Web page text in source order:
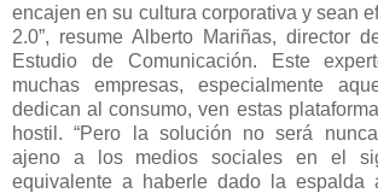
encajen en su cultura corporativa y sean
2.0”, resume Alberto Mariñas, director
Estudio de Comunicación. Este
muchas empresas, especialmente
dedican al consumo, ven estas
hostil. “Pero la solución no será
ajeno a los medios sociales en el
equivalente a haberle dado la